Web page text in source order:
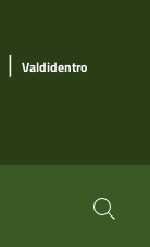
| Valdidentro